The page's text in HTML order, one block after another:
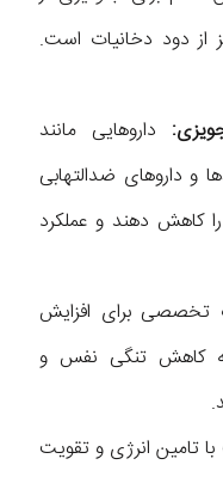
از دود دخانیات است.
داروهایی مانند
و داروهای ضدالتهابی
کاهش دهند و عملکرد
تخصصی برای افزایش
کاهش تنگی نفس و
تامین انرژی و تقویت